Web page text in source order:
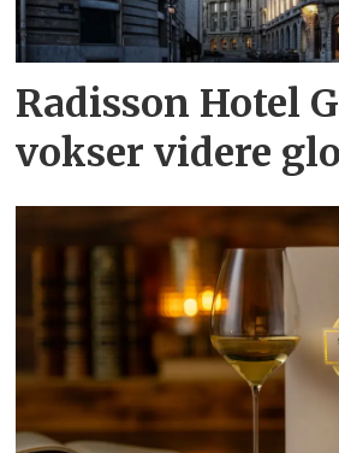
Radisson Hotel
vokser videre